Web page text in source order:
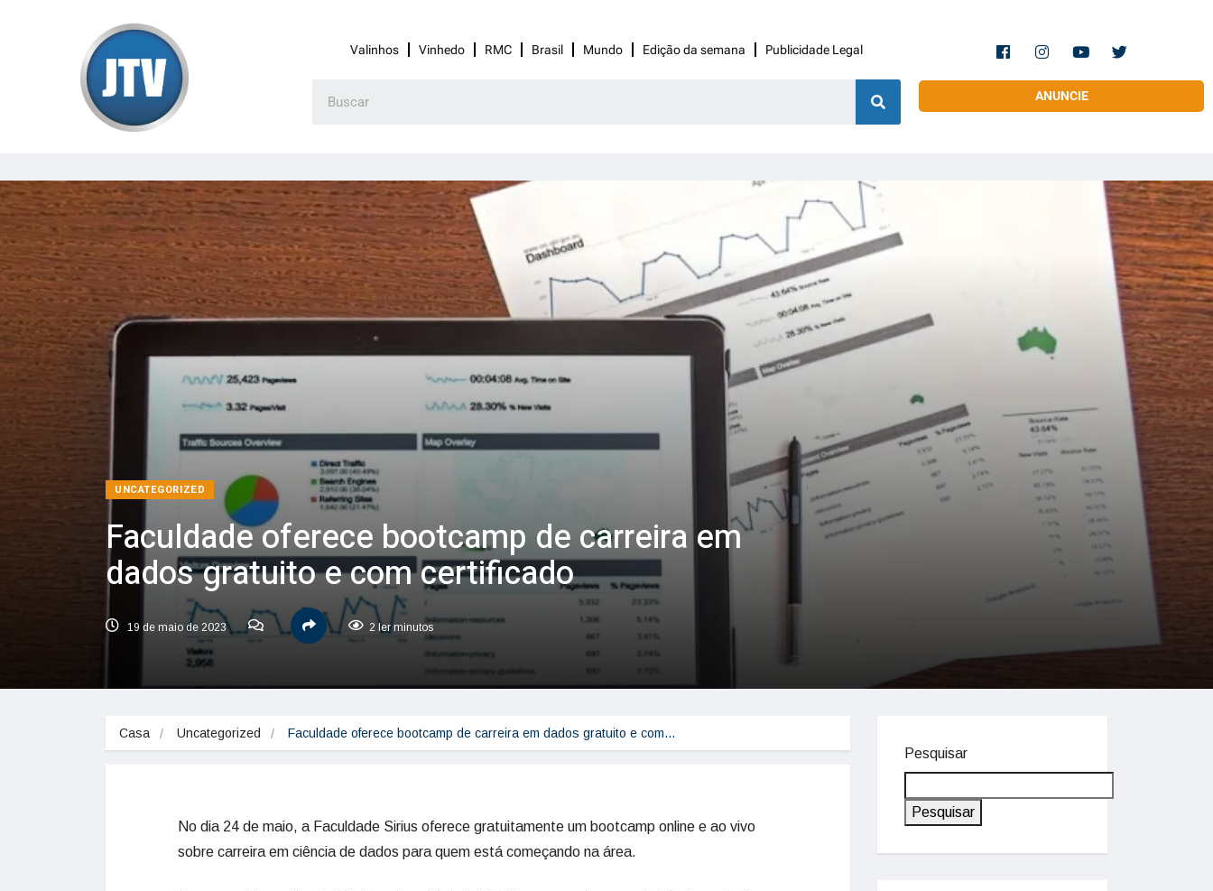
Valinhos Vinhedo RMC Brasil Mundo Edição da semana Publicidade Legal
ANUNCIE
UNCATEGORIZED
Faculdade oferece bootcamp de carreira em
dados gratuito e com certificado
19 de maio de 2023 2 ler minutos
Casa Uncategorized Faculdade oferece bootcamp de carreira em dados gratuito e com…
No dia 24 de maio, a Faculdade Sirius oferece gratuitamente um bootcamp online e ao vivo
sobre carreira em ciência de dados para quem está começando na área.
Pesquisar
Pesquisar